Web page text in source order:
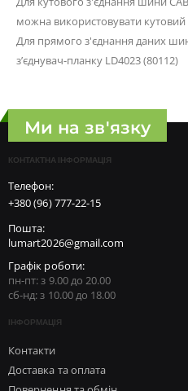
можна використовувати кутовий
Для прямого з'єднання даних
з’єднувач-планку LD4023 (80112)
Ми на зв'язку
КОНТАКТНА ІНФОРМАЦІЯ
Телефон:
+380 (96) 777-22-15
Пошта:
lumart2026@gmail.com
Графік роботи:
пн-пт: з 9.00 до 20.00
сб-нд: з 10.00 до 18.00
ІНФОРМАЦІЯ
Контакти
Доставка та оплата